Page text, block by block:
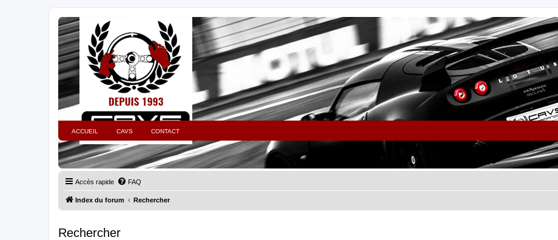
ACCUEIL CAVS CONTACT
Accès rapide FAQ
Index du forum Rechercher
Rechercher